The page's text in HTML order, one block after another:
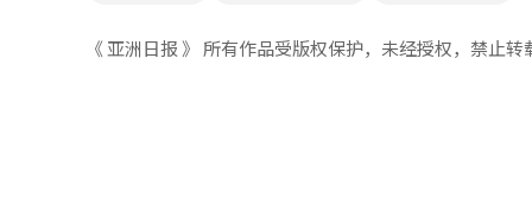
《 亚洲日报 》 所有作品受版权保护，未经授权，禁止转